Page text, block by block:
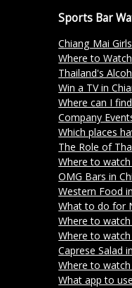
Sports Bar
Chiang Mai Girls
Where to
Thailand's
Win a TV in
Where can I find a
Company
Which places have
The Role of Thai
Where to
OMG Bars in Chiang Mai: The
Western Food
What to do for
Where to
Where to
Caprese Salad
Where to watch the
What app to use for